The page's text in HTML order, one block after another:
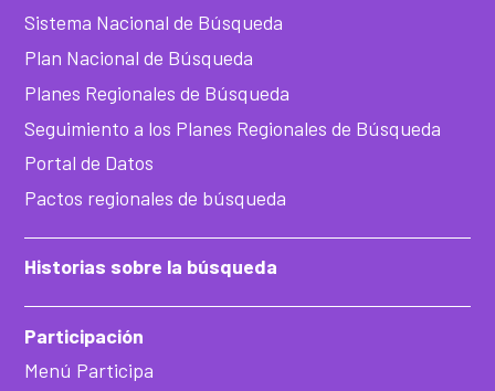
Sistema Nacional de Búsqueda
Plan Nacional de Búsqueda
Planes Regionales de Búsqueda
Seguimiento a los Planes Regionales de Búsqueda
Portal de Datos
Pactos regionales de búsqueda
Historias sobre la búsqueda
Participación
Menú Participa